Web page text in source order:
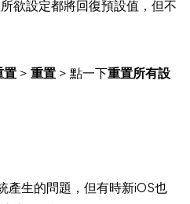
欲設定都將回復預設值，但不
置 > 重置 > 點一下重置所有設
產生的問題，但有時新iOS也